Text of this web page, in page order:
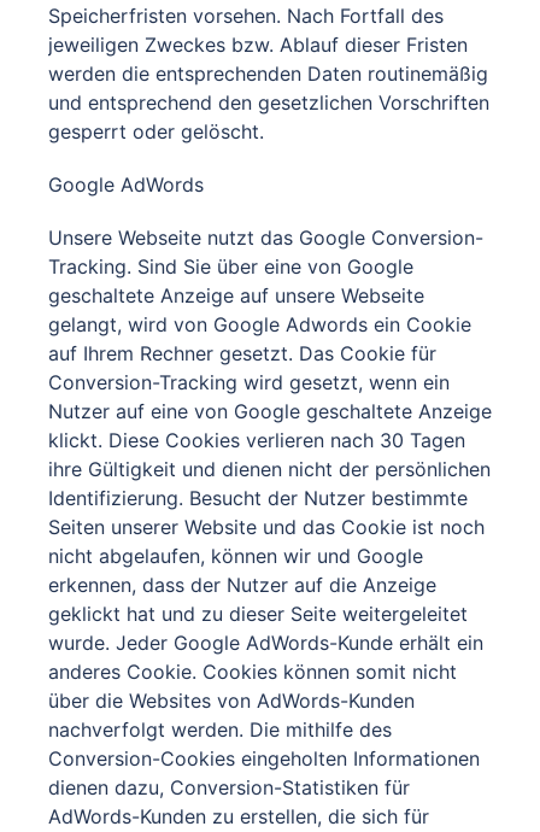
Speicherfristen vorsehen. Nach Fortfall des
jeweiligen Zweckes bzw. Ablauf dieser Fristen
werden die entsprechenden Daten routinemäßig
und entsprechend den gesetzlichen Vorschriften
gesperrt oder gelöscht.
Google AdWords
Unsere Webseite nutzt das Google Conversion-
Tracking. Sind Sie über eine von Google
geschaltete Anzeige auf unsere Webseite
gelangt, wird von Google Adwords ein Cookie
auf Ihrem Rechner gesetzt. Das Cookie für
Conversion-Tracking wird gesetzt, wenn ein
Nutzer auf eine von Google geschaltete Anzeige
klickt. Diese Cookies verlieren nach 30 Tagen
ihre Gültigkeit und dienen nicht der persönlichen
Identifizierung. Besucht der Nutzer bestimmte
Seiten unserer Website und das Cookie ist noch
nicht abgelaufen, können wir und Google
erkennen, dass der Nutzer auf die Anzeige
geklickt hat und zu dieser Seite weitergeleitet
wurde. Jeder Google AdWords-Kunde erhält ein
anderes Cookie. Cookies können somit nicht
über die Websites von AdWords-Kunden
nachverfolgt werden. Die mithilfe des
Conversion-Cookies eingeholten Informationen
dienen dazu, Conversion-Statistiken für
AdWords-Kunden zu erstellen, die sich für